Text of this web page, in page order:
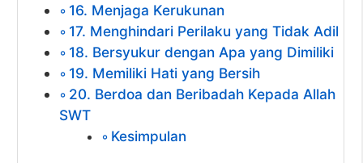
16. Menjaga Kerukunan
17. Menghindari Perilaku yang Tidak Adil
18. Bersyukur dengan Apa yang Dimiliki
19. Memiliki Hati yang Bersih
20. Berdoa dan Beribadah Kepada Allah
SWT
Kesimpulan